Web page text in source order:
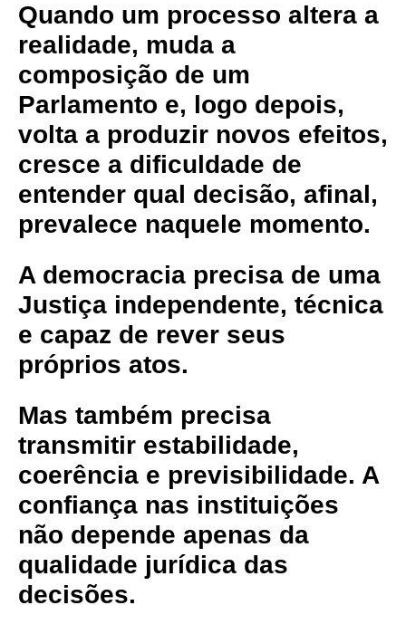
Quando um processo altera a
realidade, muda a
composição de um
Parlamento e, logo depois,
volta a produzir novos efeitos,
cresce a dificuldade de
entender qual decisão, afinal,
prevalece naquele momento.
A democracia precisa de uma
Justiça independente, técnica
e capaz de rever seus
próprios atos.
Mas também precisa
transmitir estabilidade,
coerência e previsibilidade. A
confiança nas instituições
não depende apenas da
qualidade jurídica das
decisões.